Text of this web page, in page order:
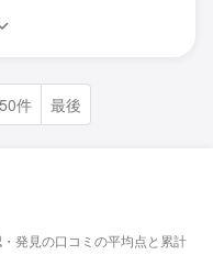
件 最後
発見の口コミの平均点と累計